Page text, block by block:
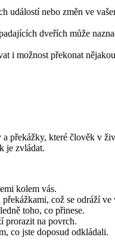
událostí nebo změn ve
dveřích může
i možnost překonat
které člověk v
je zvládat.
kolem vás.
což se odráží ve
toho, co přinese.
prorazit na povrch.
co jste doposud odkládali.